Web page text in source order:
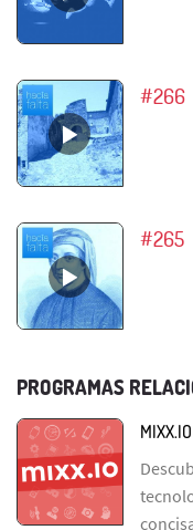
#266
#265
PROGRAMAS
MIXX.IO